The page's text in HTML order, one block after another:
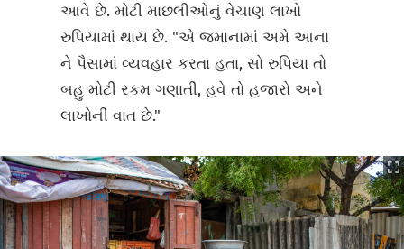
આવે છે. મોટી માછલીઓનું વેચાણ લાખો
રુપિયામાં થાય છે. "એ જમાનામાં અમે આના
ને પૈસામાં વ્યવહાર કરતા હતા, સો રુપિયા તો
બહુ મોટી રકમ ગણાતી, હવે તો હજારો અને
લાખોની વાત છે."